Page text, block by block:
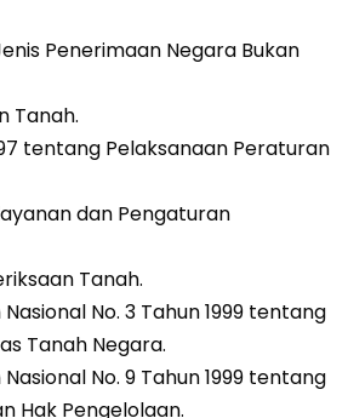
Penerimaan Negara Bukan
Tanah.
tentang Pelaksanaan Peraturan
dan Pengaturan
Tanah.
No. 3 Tahun 1999 tentang
Tanah Negara.
No. 9 Tahun 1999 tentang
Hak Pengelolaan.